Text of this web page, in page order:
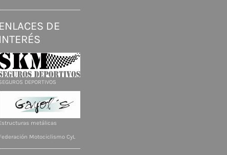
ENLACES DE
INTERÉS
DEPORTIVOS
metálicas
Motociclismo CyL